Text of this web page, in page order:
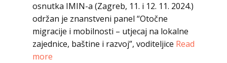
osnutka IMIN-a (Zagreb, 11. i 12. 11. 2024.)
održan je znanstveni panel “Otočne
migracije i mobilnosti – utjecaj na lokalne
zajednice, baštine i razvoj”, voditeljice Read
more